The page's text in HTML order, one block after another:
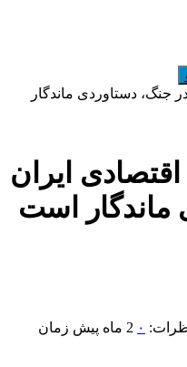
ایران
ماندگار است
۰ 2 ماه پیش
زمان